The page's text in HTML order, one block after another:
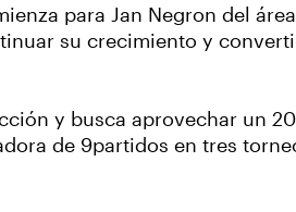
para Jan Negron del
su crecimiento y
y busca aprovechar un
de 9partidos en tres